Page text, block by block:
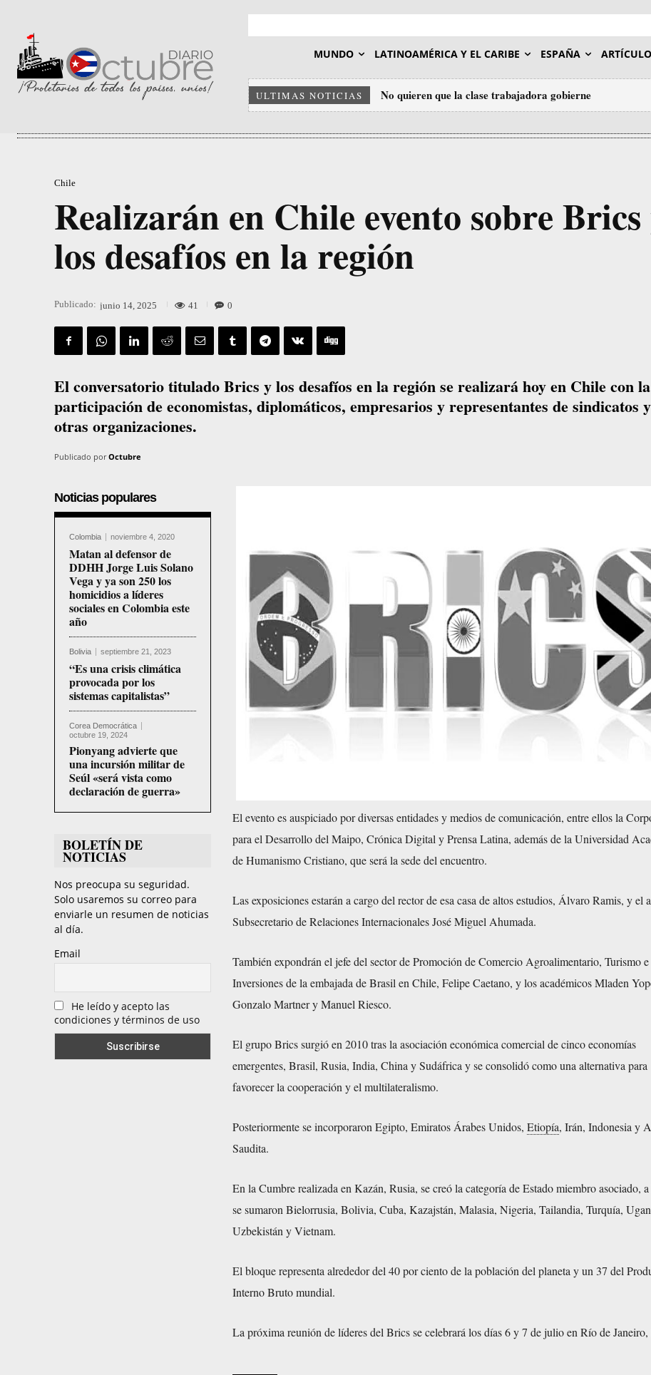
MUNDO LATINOAMÉRICA Y EL CARIBE ESPAÑA
ULTIMAS NOTICIAS No quieren que la clase trabajadora gobierne
Chile
Realizarán en Chile evento sobre
los desafíos en la región
Publicado: junio 14, 2025 41 0
El conversatorio titulado Brics y los desafíos en la región se realizará hoy en Chile con la
participación de economistas, diplomáticos, empresarios y representantes de sindicatos y
otras organizaciones.
Publicado por Octubre
Noticias populares
Colombia noviembre 4, 2020
Matan al defensor de
DDHH Jorge Luis Solano
Vega y ya son 250 los
homicidios a líderes
sociales en Colombia este
año
Bolivia septiembre 21, 2023
“Es una crisis climática
provocada por los
sistemas capitalistas”
Corea Democrática
octubre 19, 2024
Pionyang advierte que
una incursión militar de
Seúl «será vista como
declaración de guerra»
BOLETÍN DE
NOTICIAS
Nos preocupa su seguridad.
Solo usaremos su correo para
enviarle un resumen de noticias
al día.
Email
He leído y acepto las
condiciones y términos de uso
El evento es auspiciado por diversas entidades y medios de comunicación, entre ellos la
para el Desarrollo del Maipo, Crónica Digital y Prensa Latina, además de la Universidad
de Humanismo Cristiano, que será la sede del encuentro.
Las exposiciones estarán a cargo del rector de esa casa de altos estudios, Álvaro Ramis, y el
Subsecretario de Relaciones Internacionales José Miguel Ahumada.
También expondrán el jefe del sector de Promoción de Comercio Agroalimentario, Turismo e
Inversiones de la embajada de Brasil en Chile, Felipe Caetano, y los académicos Mladen
Gonzalo Martner y Manuel Riesco.
El grupo Brics surgió en 2010 tras la asociación económica comercial de cinco economías
emergentes, Brasil, Rusia, India, China y Sudáfrica y se consolidó como una alternativa para
favorecer la cooperación y el multilateralismo.
Posteriormente se incorporaron Egipto, Emiratos Árabes Unidos, Etiopía, Irán, Indonesia y
Saudita.
En la Cumbre realizada en Kazán, Rusia, se creó la categoría de Estado miembro asociado,
se sumaron Bielorrusia, Bolivia, Cuba, Kazajstán, Malasia, Nigeria, Tailandia, Turquía,
Uzbekistán y Vietnam.
El bloque representa alrededor del 40 por ciento de la población del planeta y un 37 del
Interno Bruto mundial.
La próxima reunión de líderes del Brics se celebrará los días 6 y 7 de julio en Río de